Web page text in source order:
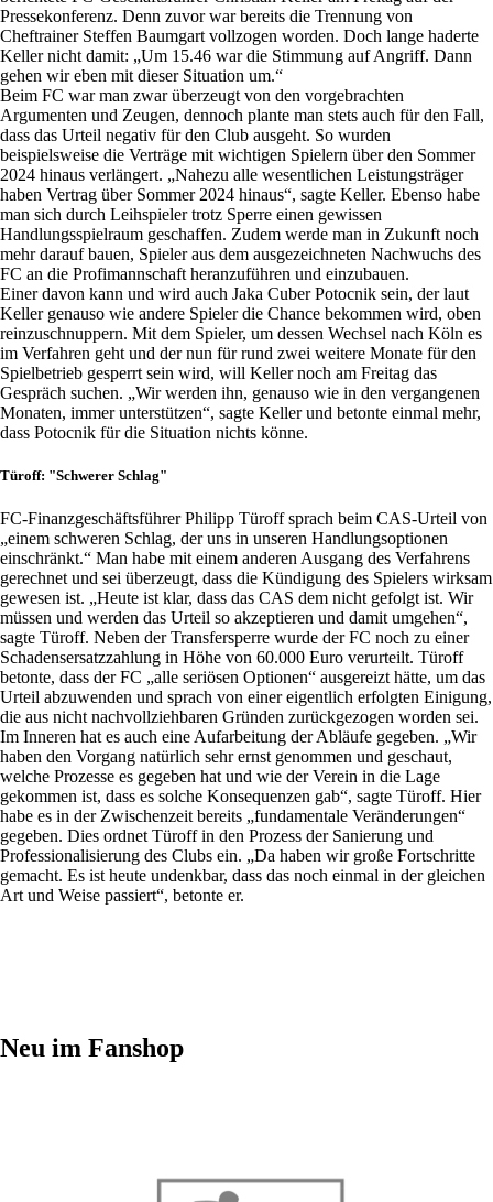
Pressekonferenz. Denn zuvor war bereits die Trennung von
Cheftrainer Steffen Baumgart vollzogen worden. Doch lange haderte
Keller nicht damit: „Um 15.46 war die Stimmung auf Angriff. Dann
gehen wir eben mit dieser Situation um.“
Beim FC war man zwar überzeugt von den vorgebrachten
Argumenten und Zeugen, dennoch plante man stets auch für den Fall,
dass das Urteil negativ für den Club ausgeht. So wurden
beispielsweise die Verträge mit wichtigen Spielern über den Sommer
2024 hinaus verlängert. „Nahezu alle wesentlichen Leistungsträger
haben Vertrag über Sommer 2024 hinaus“, sagte Keller. Ebenso habe
man sich durch Leihspieler trotz Sperre einen gewissen
Handlungsspielraum geschaffen. Zudem werde man in Zukunft noch
mehr darauf bauen, Spieler aus dem ausgezeichneten Nachwuchs des
FC an die Profimannschaft heranzuführen und einzubauen.
Einer davon kann und wird auch Jaka Cuber Potocnik sein, der laut
Keller genauso wie andere Spieler die Chance bekommen wird, oben
reinzuschnuppern. Mit dem Spieler, um dessen Wechsel nach Köln es
im Verfahren geht und der nun für rund zwei weitere Monate für den
Spielbetrieb gesperrt sein wird, will Keller noch am Freitag das
Gespräch suchen. „Wir werden ihn, genauso wie in den vergangenen
Monaten, immer unterstützen“, sagte Keller und betonte einmal mehr,
dass Potocnik für die Situation nichts könne.
Türoff: "Schwerer Schlag"
FC-Finanzgeschäftsführer Philipp Türoff sprach beim CAS-Urteil von
„einem schweren Schlag, der uns in unseren Handlungsoptionen
einschränkt.“ Man habe mit einem anderen Ausgang des Verfahrens
gerechnet und sei überzeugt, dass die Kündigung des Spielers wirksam
gewesen ist. „Heute ist klar, dass das CAS dem nicht gefolgt ist. Wir
müssen und werden das Urteil so akzeptieren und damit umgehen“,
sagte Türoff. Neben der Transfersperre wurde der FC noch zu einer
Schadensersatzzahlung in Höhe von 60.000 Euro verurteilt. Türoff
betonte, dass der FC „alle seriösen Optionen“ ausgereizt hätte, um das
Urteil abzuwenden und sprach von einer eigentlich erfolgten Einigung,
die aus nicht nachvollziehbaren Gründen zurückgezogen worden sei.
Im Inneren hat es auch eine Aufarbeitung der Abläufe gegeben. „Wir
haben den Vorgang natürlich sehr ernst genommen und geschaut,
welche Prozesse es gegeben hat und wie der Verein in die Lage
gekommen ist, dass es solche Konsequenzen gab“, sagte Türoff. Hier
habe es in der Zwischenzeit bereits „fundamentale Veränderungen“
gegeben. Dies ordnet Türoff in den Prozess der Sanierung und
Professionalisierung des Clubs ein. „Da haben wir große Fortschritte
gemacht. Es ist heute undenkbar, dass das noch einmal in der gleichen
Art und Weise passiert“, betonte er.
Neu im Fanshop